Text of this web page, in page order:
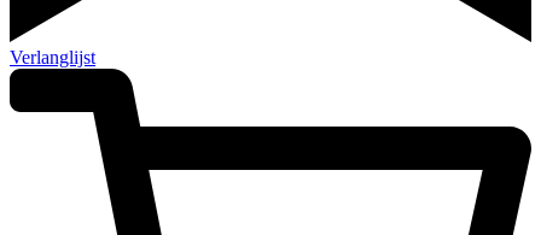
Verlanglijst